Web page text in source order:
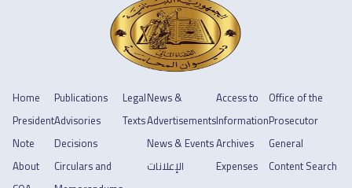
Home
President
Note
About
Publications
Advisories
Decisions
Circulars and
Legal
Texts
News &
Advertisements
News & Events
الإعلانات
Access to
Information
Archives
Expenses
Office of the
Prosecutor
General
Content Search